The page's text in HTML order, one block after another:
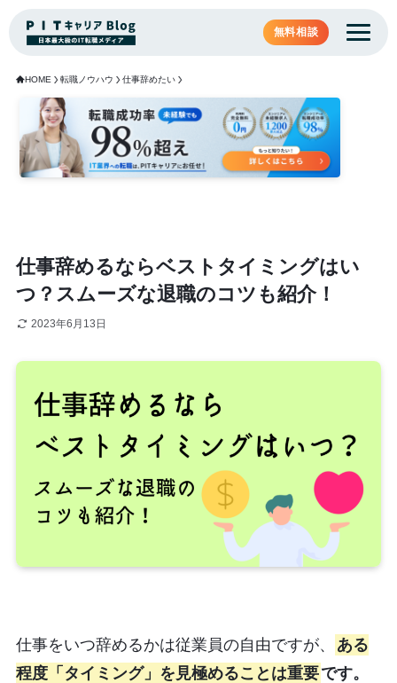
無料相談
HOME 転職ノウハウ 仕事辞めたい
仕事辞めるならベストタイミングはい
つ？スムーズな退職のコツも紹介！
2023年6月13日
仕事をいつ辞めるかは従業員の自由ですが、
ある
程度「タイミング」を見極めることは重要です。